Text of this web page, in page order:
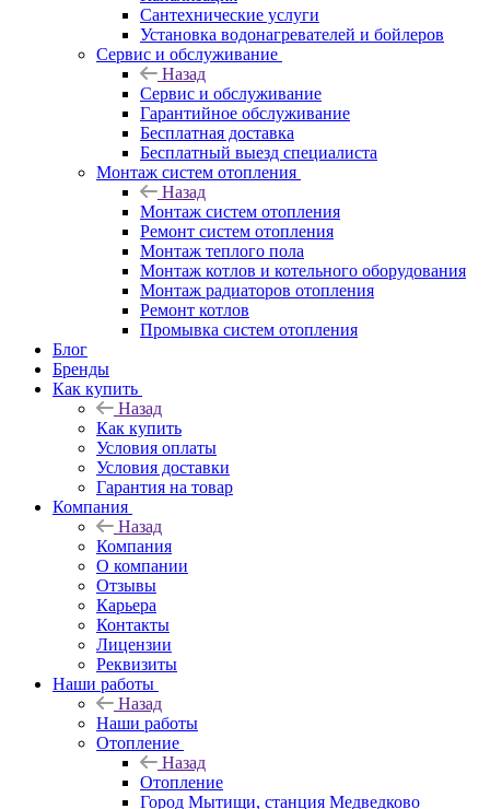
Сантехнические услуги
Установка водонагревателей и бойлеров
Сервис и обслуживание
Назад
Сервис и обслуживание
Гарантийное обслуживание
Бесплатная доставка
Бесплатный выезд специалиста
Монтаж систем отопления
Назад
Монтаж систем отопления
Ремонт систем отопления
Монтаж теплого пола
Монтаж котлов и котельного оборудования
Монтаж радиаторов отопления
Ремонт котлов
Промывка систем отопления
Блог
Бренды
Как купить
Назад
Как купить
Условия оплаты
Условия доставки
Гарантия на товар
Компания
Назад
Компания
О компании
Отзывы
Карьера
Контакты
Лицензии
Реквизиты
Наши работы
Назад
Наши работы
Отопление
Назад
Отопление
Город Мытищи, станция Медведково